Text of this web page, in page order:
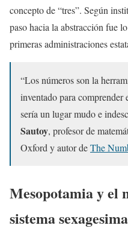
concepto de “tres”. Según
paso hacia la abstracción fue
primeras administraciones
“Los números son la
inventado para comprender
sería un lugar mudo e
Sautoy, profesor de
Oxford y autor deThe
Mesopotamia y el
sistema